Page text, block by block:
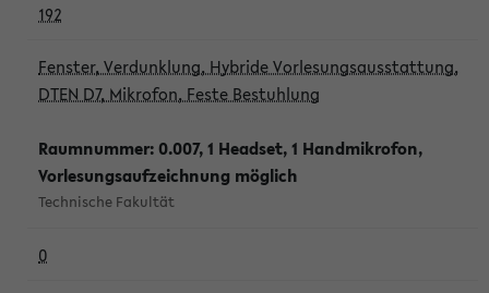
192
Fenster, Verdunklung, Hybride Vorlesungsausstattung,
DTEN D7, Mikrofon, Feste Bestuhlung
Raumnummer: 0.007, 1 Headset, 1 Handmikrofon,
Vorlesungsaufzeichnung möglich
Technische Fakultät
0